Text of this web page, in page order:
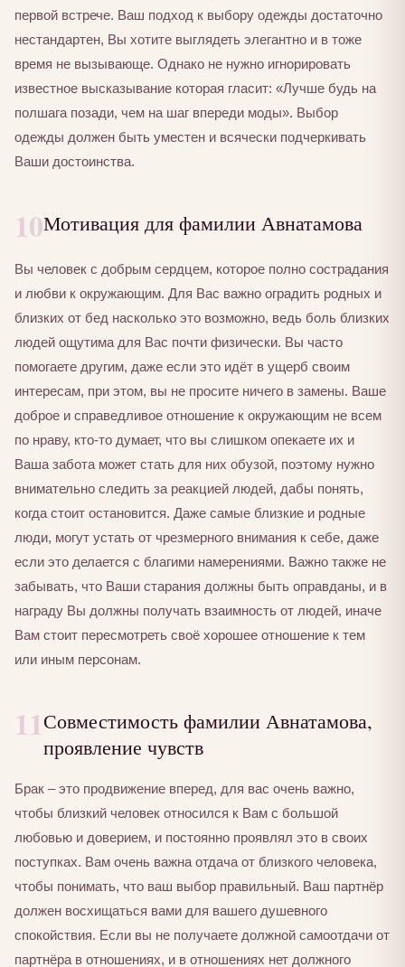
первой встрече. Ваш подход к выбору одежды достаточно
нестандартен, Вы хотите выглядеть элегантно и в тоже
время не вызывающе. Однако не нужно игнорировать
известное высказывание которая гласит: «Лучше будь на
полшага позади, чем на шаг впереди моды». Выбор
одежды должен быть уместен и всячески подчеркивать
Ваши достоинства.
10Мотивация для фамилии Авнатамова
Вы человек с добрым сердцем, которое полно сострадания
и любви к окружающим. Для Вас важно оградить родных и
близких от бед насколько это возможно, ведь боль близких
людей ощутима для Вас почти физически. Вы часто
помогаете другим, даже если это идёт в ущерб своим
интересам, при этом, вы не просите ничего в замены. Ваше
доброе и справедливое отношение к окружающим не всем
по нраву, кто-то думает, что вы слишком опекаете их и
Ваша забота может стать для них обузой, поэтому нужно
внимательно следить за реакцией людей, дабы понять,
когда стоит остановится. Даже самые близкие и родные
люди, могут устать от чрезмерного внимания к себе, даже
если это делается с благими намерениями. Важно также не
забывать, что Ваши старания должны быть оправданы, и в
награду Вы должны получать взаимность от людей, иначе
Вам стоит пересмотреть своё хорошее отношение к тем
или иным персонам.
11Совместимость фамилии Авнатамова,
проявление чувств
Брак – это продвижение вперед, для вас очень важно,
чтобы близкий человек относился к Вам с большой
любовью и доверием, и постоянно проявлял это в своих
поступках. Вам очень важна отдача от близкого человека,
чтобы понимать, что ваш выбор правильный. Ваш партнёр
должен восхищаться вами для вашего душевного
спокойствия. Если вы не получаете должной самоотдачи от
партнёра в отношениях, и в отношениях нет должного